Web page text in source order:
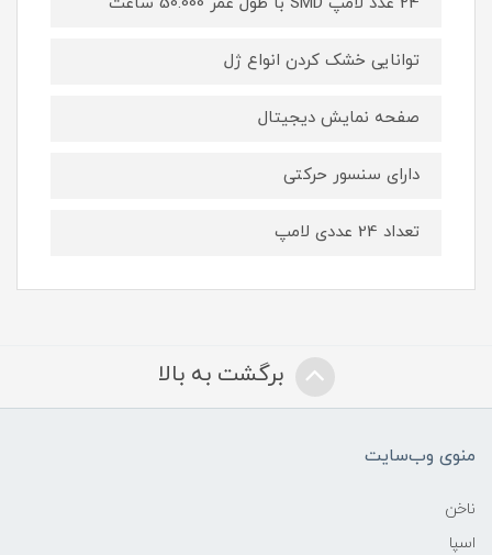
توانایی خشک کردن انواع ژل
صفحه نمایش دیجیتال
دارای سنسور حرکتی
تعداد 24 عددی لامپ
برگشت به بالا
منوی وب‌سایت
ناخن
اسپا